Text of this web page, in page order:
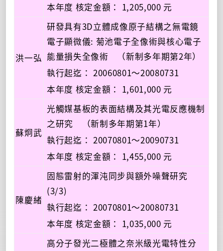
本年度 核定金額： 1,205,000 元
洪一弘
研發具有3D立體成像原子結構之無電鏡
電子顯微儀: 菊池電子全像術與核心電子
能量損失全像術 （新制多年期第2年）
執行起迄： 20060801～20080731
本年度 核定金額： 1,601,000 元
蘇炯武
光觸媒基板的表面結構及其光電反應機制
之研究 （新制多年期第1年）
執行起迄： 20070801～20090731
本年度 核定金額： 1,455,000 元
陳慶緒
固態雷射的渾沌同步與額外噪聲研究
(3/3)
執行起迄： 20070801～20080731
本年度 核定金額： 1,035,000 元
高分子發光二極體之奈米級光電特性分